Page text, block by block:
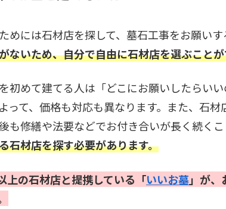
めには石材店を探して、墓石工事をお願いす
ないため、自分で自由に石材店を選ぶこと
初めて建てる人は「どこにお願いしたらい
って、価格も対応も異なります。また、石材
も修繕や法要などでお付き合いが長く続く
石材店を探す必要があります。
上の石材店と提携している「いいお墓」が